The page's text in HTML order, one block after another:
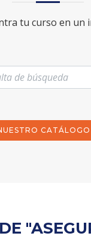
tu curso en un
CATÁLOGO